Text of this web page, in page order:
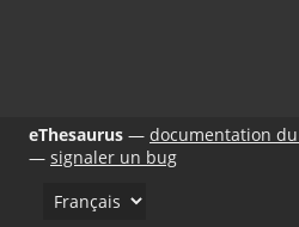
eThesaurus
documentation
signaler un bug